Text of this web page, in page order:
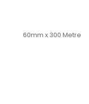
60mm x 300 Metre